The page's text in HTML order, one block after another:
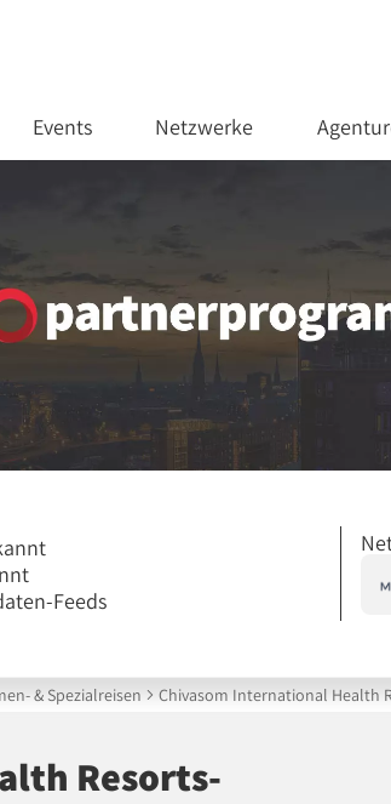
Events Netzwerke
Feeds
& Spezialreisen Chivasom International Health
Resorts-